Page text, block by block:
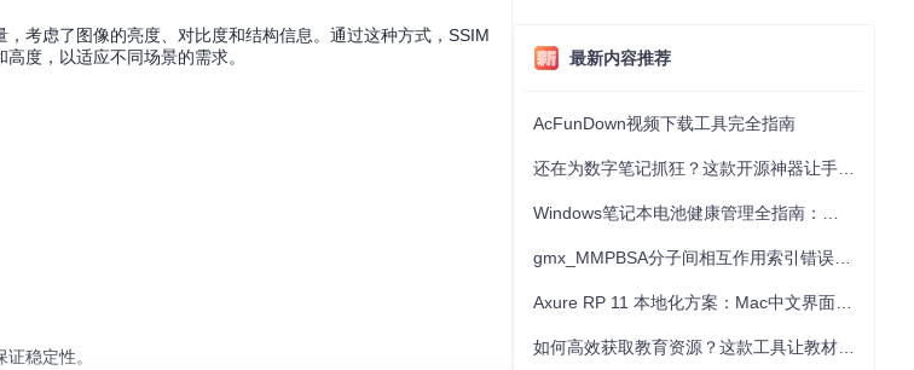
考虑了图像的亮度、对比度和结构信息。通过这种方式，SSIM
度，以适应不同场景的需求。
稳定性。
最新内容推荐
AcFunDown视频下载工具完全指南